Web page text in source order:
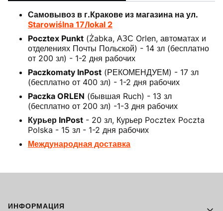
Самовывоз в г.Кракове из магазина на ул.
Starowiślna 17/lokal 2
Pocztex Punkt (Żabka, АЗС Orlen, автоматах и
отделениях Почты Польской) - 14 зл (бесплатно
от 200 зл) - 1-2 дня рабочих
Paczkomaty InPost (РЕКОМЕНДУЕМ) - 17 зл
(бесплатно от 400 зл) - 1-2 дня рабочих
Paczka ORLEN (бывшая Ruch) - 13 зл
(бесплатно от 200 зл) -1-3 дня рабочих
Курьер InPost - 20 зл, Курьер Pocztex Poczta
Polska - 15 зл - 1-2 дня рабочих
Международная доставка
Footer menu
ИНФОРМАЦИЯ